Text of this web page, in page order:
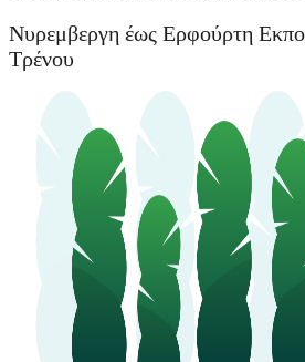
Νυρεμβεργη έως Ερφούρτη
Τρένου